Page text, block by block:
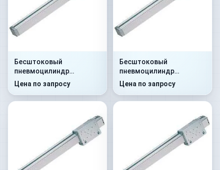
Бесштоковый
пневмоцилиндр
52G8P25A0290
Цена по запросу
Бесштоковый
пневмоцилиндр
52G8C25A0105
Цена по запросу